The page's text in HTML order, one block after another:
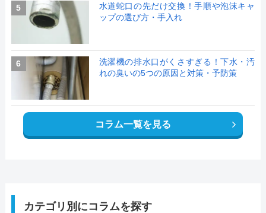
5
水道蛇口の先だけ交換！手順や泡沫キャ
ップの選び方・手入れ
6
洗濯機の排水口がくさすぎる！下水・汚
れの臭いの5つの原因と対策・予防策
コラム一覧を見る
カテゴリ別にコラムを探す